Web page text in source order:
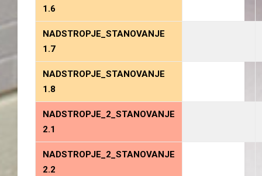
1.6
NADSTROPJE_STANOVANJE
1.7
NADSTROPJE_STANOVANJE
1.8
NADSTROPJE_2_STANOVANJE
2.1
NADSTROPJE_2 _STANOVANJE
2.2